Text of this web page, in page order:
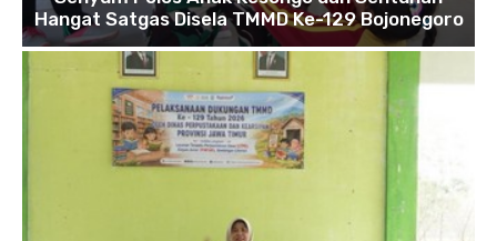
Hangat Satgas Disela TMMD Ke-129 Bojonegoro